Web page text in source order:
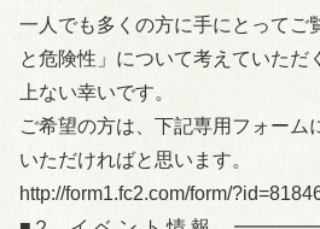
一人でも多くの方に手にとってご
と危険性」について考えていただ
上ない幸いです。
ご希望の方は、下記専用フォーム
いただければと思います。
http://form1.fc2.com/form/